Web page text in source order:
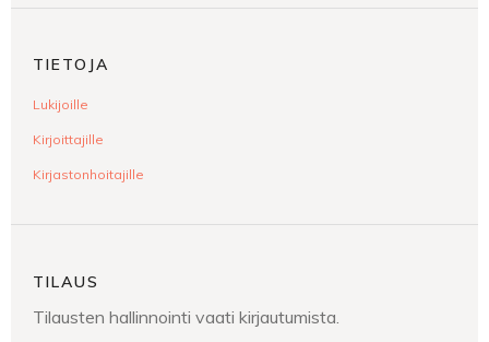
TIETOJA
Lukijoille
Kirjoittajille
Kirjastonhoitajille
TILAUS
Tilausten hallinnointi vaati kirjautumista.